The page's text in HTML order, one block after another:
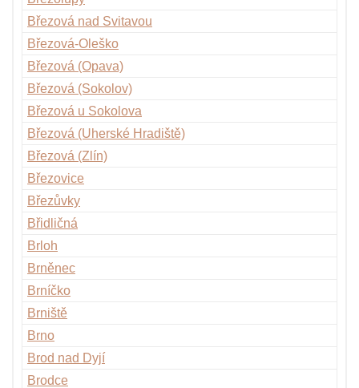
Březová nad Svitavou
Březová-Oleško
Březová (Opava)
Březová (Sokolov)
Březová u Sokolova
Březová (Uherské Hradiště)
Březová (Zlín)
Březovice
Březůvky
Břidličná
Brloh
Brněnec
Brníčko
Brniště
Brno
Brod nad Dyjí
Brodce